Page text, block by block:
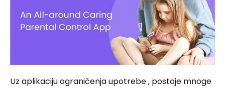
Uz aplikaciju ograničenja upotrebe , postoje mnoge